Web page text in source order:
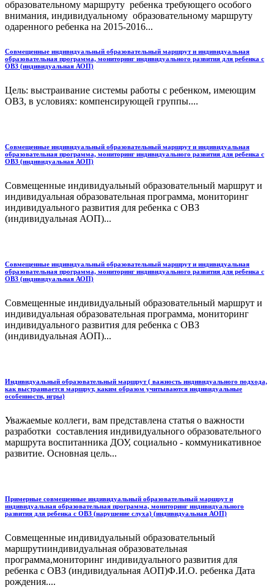
образовательному маршруту ребенка требующего особого
внимания, индивидуальному образовательному маршруту
одаренного ребенка на 2015-2016...
Совмещенные индивидуальный образовательный маршрут и индивидуальная
образовательная программа, мониторинг индивидуального развития для ребенка с
ОВЗ (индивидуальная АОП)
Цель: выстраивание системы работы с ребенком, имеющим
ОВЗ, в условиях: компенсирующей группы....
Совмещенные индивидуальный образовательный маршрут и индивидуальная
образовательная программа, мониторинг индивидуального развития для ребенка с
ОВЗ (индивидуальная АОП)
Совмещенные индивидуальный образовательный маршрут и
индивидуальная образовательная программа, мониторинг
индивидуального развития для ребенка с ОВЗ
(индивидуальная АОП)...
Совмещенные индивидуальный образовательный маршрут и индивидуальная
образовательная программа, мониторинг индивидуального развития для ребенка с
ОВЗ (индивидуальная АОП)
Совмещенные индивидуальный образовательный маршрут и
индивидуальная образовательная программа, мониторинг
индивидуального развития для ребенка с ОВЗ
(индивидуальная АОП)...
Индивидуальный образовательный маршрут ( важность индивидуального подхода,
как выстраивается маршрут, каким образом учитываются индивидуальные
особенности, игры)
Уважаемые коллеги, вам представлена статья о важности
разработки составления индивидуального образовательного
маршрута воспитанника ДОУ, социально - коммуникативное
развитие. Основная цель...
Примерные совмещенные индивидуальный образовательный маршрут и
индивидуальная образовательная программа, мониторинг индивидуального
развития для ребенка с ОВЗ (нарушение слуха) (индивидуальная АОП)
Совмещенные индивидуальный образовательный
маршрутииндивидуальная образовательная
программа,мониторинг индивидуального развития для
ребенка с ОВЗ (индивидуальная АОП)Ф.И.О. ребенка Дата
рождения....